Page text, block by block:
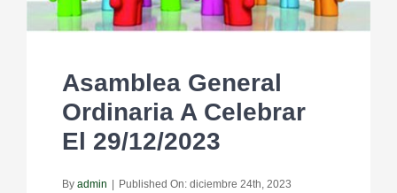
Asamblea General
Ordinaria A Celebrar
El 29/12/2023
By admin Published On: diciembre 24th, 2023